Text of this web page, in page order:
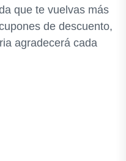
que te vuelvas más
de descuento,
agradecerá cada